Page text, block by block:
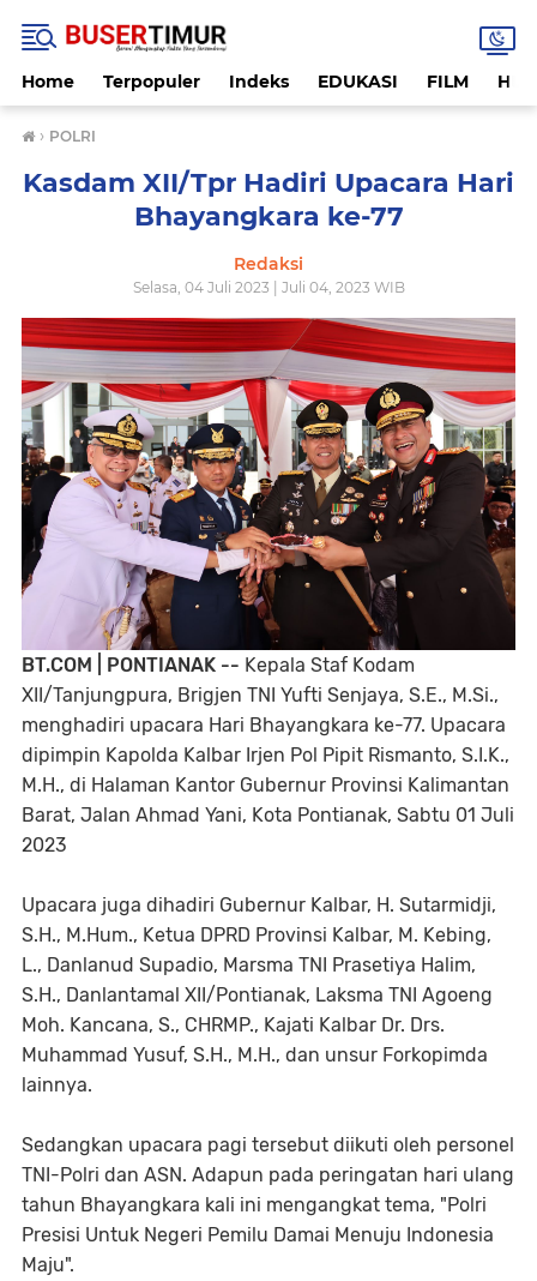
Home Terpopuler Indeks EDUKASI FILM
› POLRI
Kasdam XII/Tpr Hadiri Upacara Hari
Bhayangkara ke-77
Redaksi
Selasa, 04 Juli 2023 | Juli 04, 2023 WIB
BT.COM | PONTIANAK -- Kepala Staf Kodam
XII/Tanjungpura, Brigjen TNI Yufti Senjaya, S.E., M.Si.,
menghadiri upacara Hari Bhayangkara ke-77. Upacara
dipimpin Kapolda Kalbar Irjen Pol Pipit Rismanto, S.I.K.,
M.H., di Halaman Kantor Gubernur Provinsi Kalimantan
Barat, Jalan Ahmad Yani, Kota Pontianak, Sabtu 01 Juli
2023
Upacara juga dihadiri Gubernur Kalbar, H. Sutarmidji,
S.H., M.Hum., Ketua DPRD Provinsi Kalbar, M. Kebing,
L., Danlanud Supadio, Marsma TNI Prasetiya Halim,
S.H., Danlantamal XII/Pontianak, Laksma TNI Agoeng
Moh. Kancana, S., CHRMP., Kajati Kalbar Dr. Drs.
Muhammad Yusuf, S.H., M.H., dan unsur Forkopimda
lainnya.
Sedangkan upacara pagi tersebut diikuti oleh personel
TNI-Polri dan ASN. Adapun pada peringatan hari ulang
tahun Bhayangkara kali ini mengangkat tema, "Polri
Presisi Untuk Negeri Pemilu Damai Menuju Indonesia
Maju".